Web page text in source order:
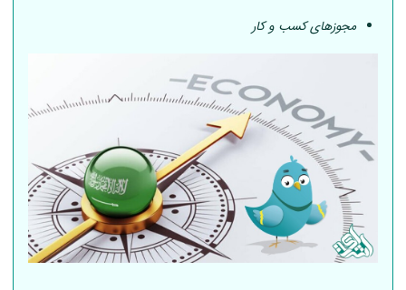
مجوزهای کسب و کار